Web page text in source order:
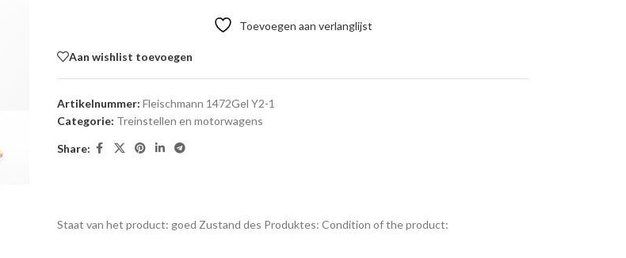
Toevoegen aan verlanglijst
Aan wishlist toevoegen
Artikelnummer: Fleischmann 1472Gel Y2-1
Categorie: Treinstellen en motorwagens
Share:
Staat van het product: goed Zustand des Produktes: Condition of the product: